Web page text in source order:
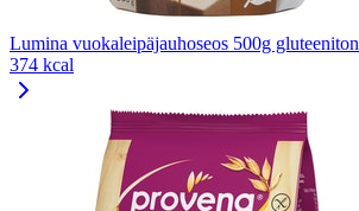
Lumina vuokaleipäjauhoseos 500g gluteeniton
374 kcal